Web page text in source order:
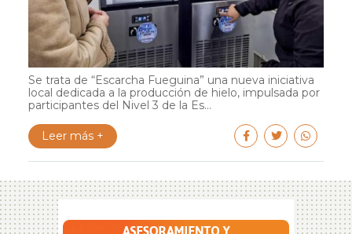
Se trata de “Escarcha Fueguina” una nueva iniciativa
local dedicada a la producción de hielo, impulsada por
participantes del Nivel 3 de la Es...
Leer más +